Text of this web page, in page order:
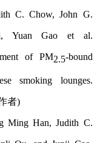
C. Chow, John G.
Yuan Gao et al.
of PM2.5-bound
smoking lounges.
者)
Ming Han, Judith C.